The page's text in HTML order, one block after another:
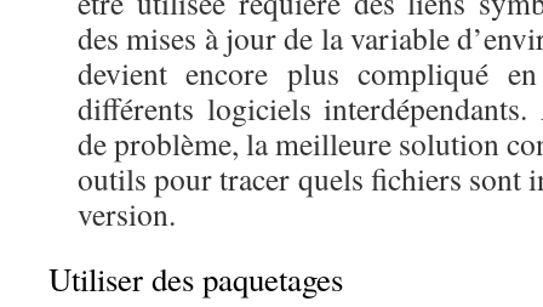
des mises à jour de la variable
devient encore plus compliqué
différents logiciels
de problème, la meilleure solution
outils pour tracer quels fichiers sont
version.
Utiliser des paquetages